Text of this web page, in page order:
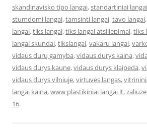
skandinavisko tipo langai,standartiniai langai
stumdomi langai,tamsinti langai,tavo langai,
langai,tiks langai,tiks langai atsiliepimai,tiks
langai skundai,tikslangai,vakaru langai,
vidaus durų gamyba,vidaus durys kaina,
vidaus durys kaune,vidaus durys klaipeda,
vidaus durys vilniuje,virtuves langas,
langai kaina,www plastikiniai langai lt,
16.